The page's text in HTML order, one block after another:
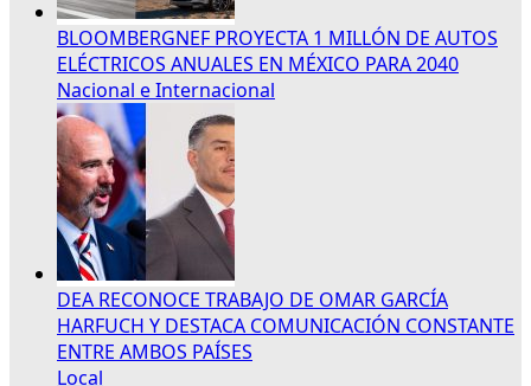
BLOOMBERGNEF PROYECTA 1 MILLÓN DE AUTOS
ELÉCTRICOS ANUALES EN MÉXICO PARA 2040
Nacional e Internacional
DEA RECONOCE TRABAJO DE OMAR GARCÍA
HARFUCH Y DESTACA COMUNICACIÓN CONSTANTE
ENTRE AMBOS PAÍSES
Local